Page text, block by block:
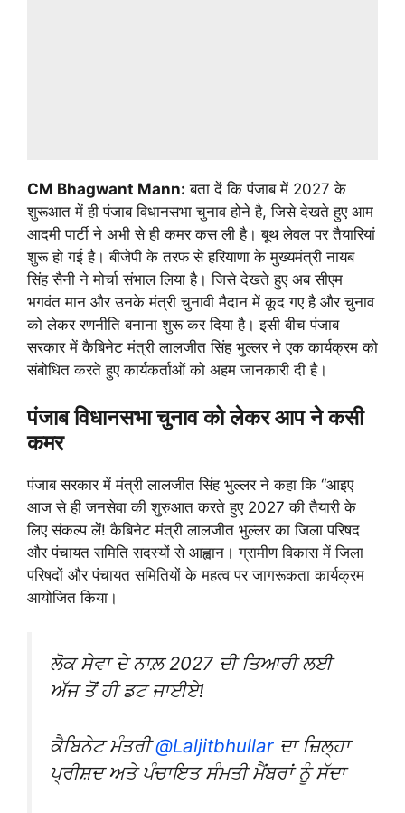
CM Bhagwant Mann: बता दें कि पंजाब में 2027 के
शुरूआत में ही पंजाब विधानसभा चुनाव होने है, जिसे देखते हुए आम
आदमी पार्टी ने अभी से ही कमर कस ली है। बूथ लेवल पर तैयारियां
शुरू हो गई है। बीजेपी के तरफ से हरियाणा के मुख्यमंत्री नायब
सिंह सैनी ने मोर्चा संभाल लिया है। जिसे देखते हुए अब सीएम
भगवंत मान और उनके मंत्री चुनावी मैदान में कूद गए है और चुनाव
को लेकर रणनीति बनाना शुरू कर दिया है। इसी बीच पंजाब
सरकार में कैबिनेट मंत्री लालजीत सिंह भुल्लर ने एक कार्यक्रम को
संबोधित करते हुए कार्यकर्ताओं को अहम जानकारी दी है।
पंजाब विधानसभा चुनाव को लेकर आप ने कसी
कमर
पंजाब सरकार में मंत्री लालजीत सिंह भुल्लर ने कहा कि “आइए
आज से ही जनसेवा की शुरुआत करते हुए 2027 की तैयारी के
लिए संकल्प लें! कैबिनेट मंत्री लालजीत भुल्लर का जिला परिषद
और पंचायत समिति सदस्यों से आह्वान। ग्रामीण विकास में जिला
परिषदों और पंचायत समितियों के महत्व पर जागरूकता कार्यक्रम
आयोजित किया।
ਲੋਕ ਸੇਵਾ ਦੇ ਨਾਲ਼ 2027 ਦੀ ਤਿਆਰੀ ਲਈ
ਅੱਜ ਤੋਂ ਹੀ ਡਟ ਜਾਈਏ!
ਕੈਬਿਨੇਟ ਮੰਤਰੀ@Laljitbhullar ਦਾ ਜ਼ਿਲ੍ਹਾ
ਪ੍ਰੀਸ਼ਦ ਅਤੇ ਪੰਚਾਇਤ ਸੰਮਤੀ ਮੈਂਬਰਾਂ ਨੂੰ ਸੱਦਾ